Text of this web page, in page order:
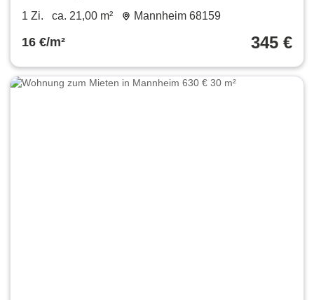
m²
1 Zi. ca. 21,00 m² Mannheim 68159
16 €/m² 345 €